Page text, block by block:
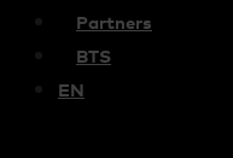
Partners
BTS
EN